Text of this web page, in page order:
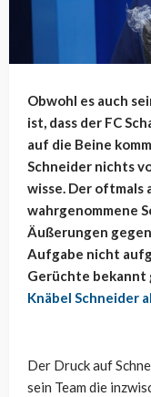
Obwohl es auch
ist, dass der FC
auf die Beine
Schneider nichts
wisse. Der oftmals
wahrgenommene
Äußerungen
Aufgabe nicht
Gerüchte bekannt
Knäbel Schneider
Der Druck auf
sein Team die